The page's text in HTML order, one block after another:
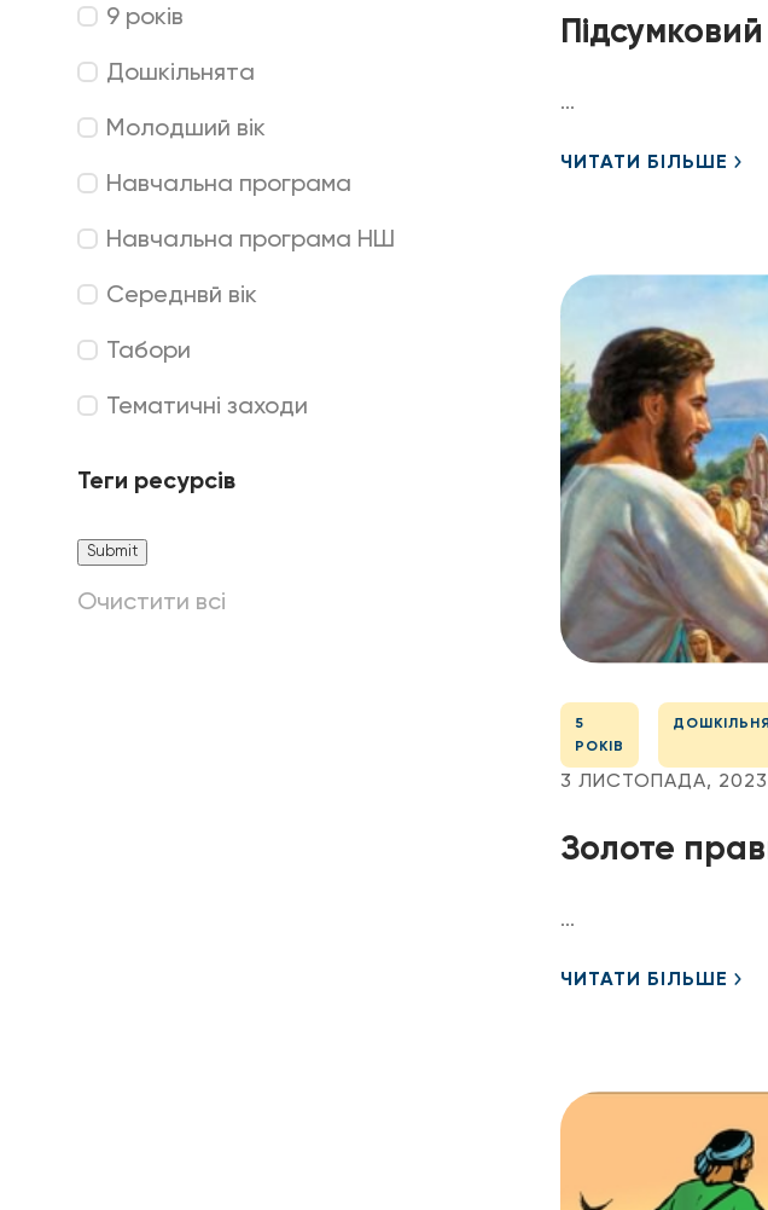
9 років
Дошкільнята
Молодший вік
Навчальна програма
Навчальна програма НШ
Середнвй вік
Табори
Тематичні заходи
Теги ресурсів
Очистити всі
...
ЧИТАТИ БІЛЬШЕ
5
РОКІВ
3 ЛИСТОПАДА, 2023
Золоте
...
ЧИТАТИ БІЛЬШЕ